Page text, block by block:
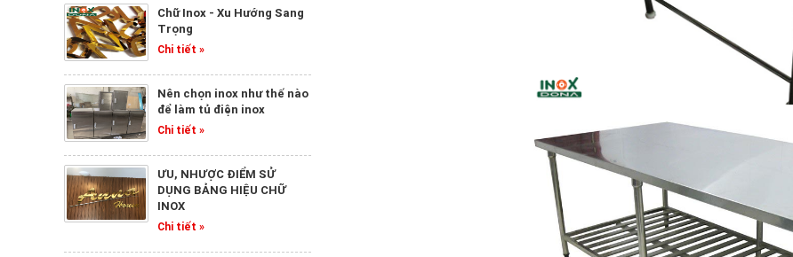
Chữ Inox - Xu Hướng Sang
Trọng
Chi tiết »
Nên chọn inox như thế nào
để làm tủ điện inox
Chi tiết »
ƯU, NHƯỢC ĐIỂM SỬ
DỤNG BẢNG HIỆU CHỮ
INOX
Chi tiết »